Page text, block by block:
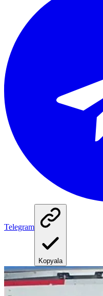
Telegram
Kopyala